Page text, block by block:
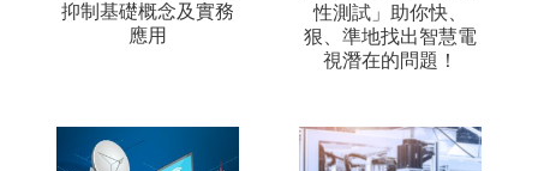
抑制基礎概念及實務
應用
性測試」助你快、
狠、準地找出智慧電
視潛在的問題！